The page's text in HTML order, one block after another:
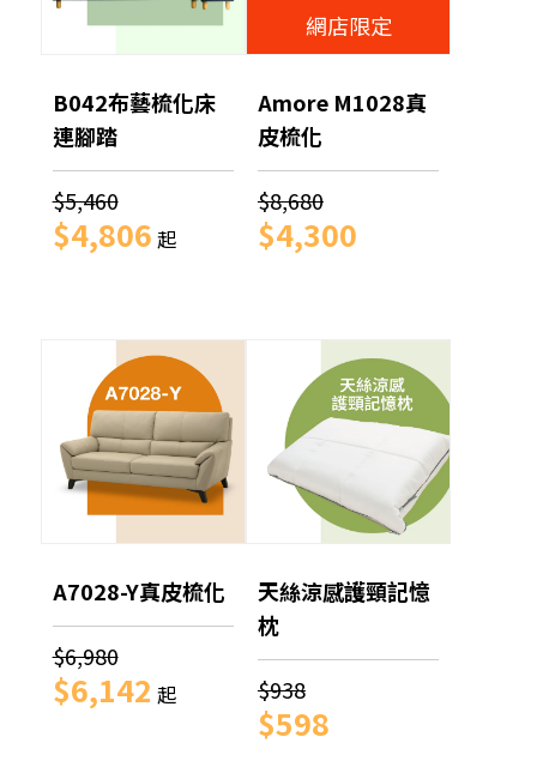
B042布藝梳化床
連腳踏
$5,460
$4,806 起
網店限定
Amore M1028真
皮梳化
$8,680
$4,300
A7028-Y真皮梳化
$6,980
$6,142 起
天絲涼感護頸記憶
枕
$938
$598